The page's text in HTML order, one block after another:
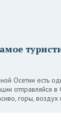
Осетии есть
отправляйся
горы,